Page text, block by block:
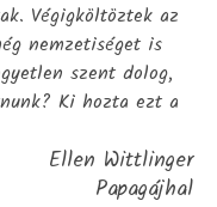
Végigköltöztek az
nemzetiséget is
szent dolog,
Ki hozta ezt a
Ellen Wittlinger
Papagájhal